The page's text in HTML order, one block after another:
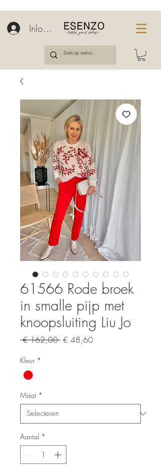
Inloggen
61566 Rode broek
in smalle pijp met
knoopsluiting Liu Jo
€ 162,00 Normale
€ 48,60Verkoopprijs
Kleur *
Maat *
Aantal *